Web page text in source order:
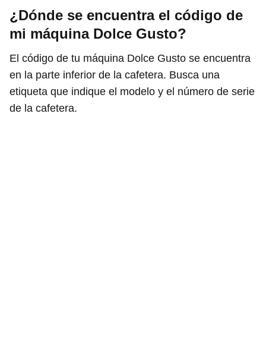
¿Dónde se encuentra el código de
mi máquina Dolce Gusto?
El código de tu máquina Dolce Gusto se encuentra
en la parte inferior de la cafetera. Busca una
etiqueta que indique el modelo y el número de serie
de la cafetera.